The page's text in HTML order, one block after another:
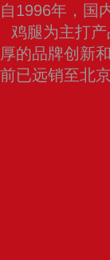
1996年，国
鸡腿为主打
的品牌创新
已远销至北